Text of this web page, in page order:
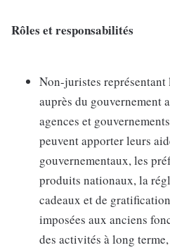
Rôles et responsabilités
Non-juristes
auprès du gouvernement
agences et
peuvent apporter leurs
gouvernementaux, les
produits nationaux, la
cadeaux et de
imposées aux anciens
des activités à long